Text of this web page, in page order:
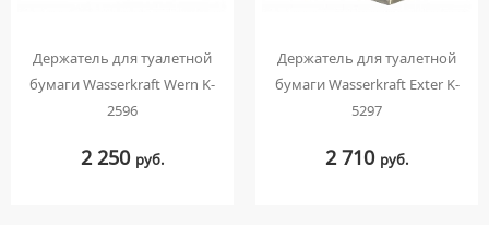
Держатель для туалетной
бумаги Wasserkraft Wern K-
2596
2 250 руб.
Держатель для туалетной
бумаги Wasserkraft Exter K-
5297
2 710 руб.